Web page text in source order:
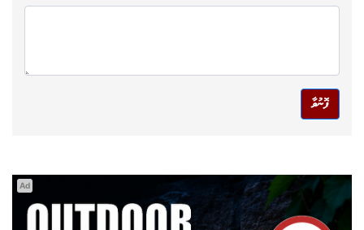
ފޮނުވާ
Ad